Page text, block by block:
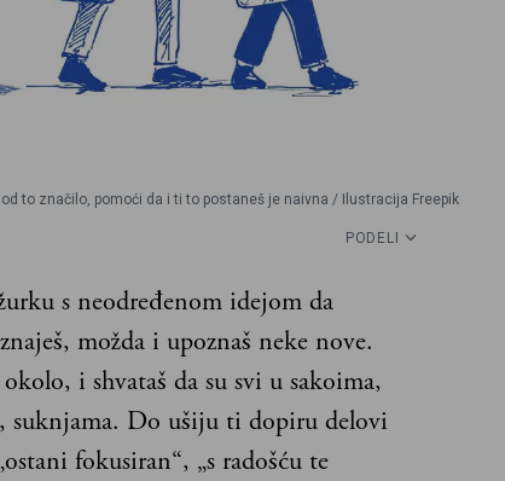
to značilo, pomoći da i ti to postaneš je naivna / Ilustracija Freepik
PODELI
s neodređenom idejom da
možda i upoznaš neke nove.
i shvataš da su svi u sakoima,
suknjama. Do ušiju ti dopiru delovi
fokusiran“, „s radošću te